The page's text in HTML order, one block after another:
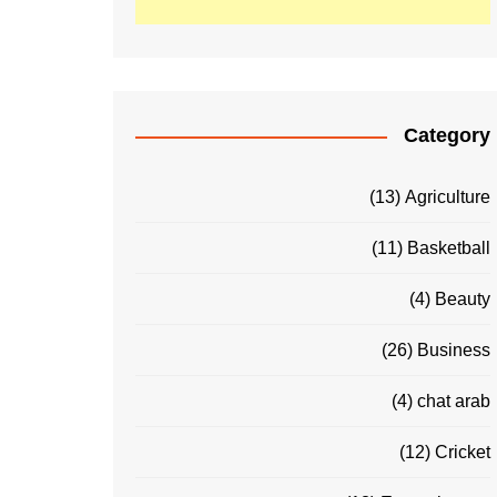
Category
Agriculture
(13)
Basketball
(11)
Beauty
(4)
Business
(26)
chat arab
(4)
Cricket
(12)